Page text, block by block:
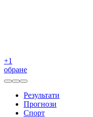
+1
обране
Результати
Прогнози
Спорт